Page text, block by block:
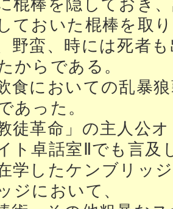
棍棒を隠しておき
ておいた棍棒を取
野蛮、時には死者
からである。
食においての乱暴
あった。
徒革命」の主人公
ト卓話室Ⅱでも言及
学したケンブリッ
ジにおいて、